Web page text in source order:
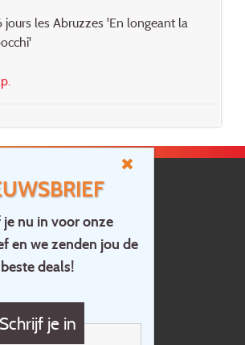
je nu in voor onze
en we zenden jou de
beste deals!
Schrijf je in
jours les Abruzzes 'En longeant la
Home
Contact
Vragen?
Cadeaubon